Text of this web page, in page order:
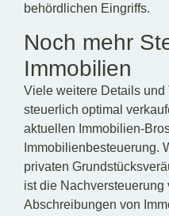
behördlichen Eingriffs.
Noch mehr
Immobilien
Viele weitere Details
steuerlich optimal
aktuellen Immobilien-
Immobilienbesteuerung.
privaten
ist die Nachversteuerung
Abschreibungen von